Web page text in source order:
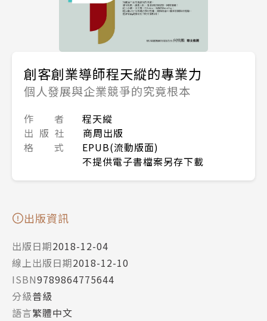
創客創業導師程天縱的專業力
個人發展與企業競爭的究竟根本
作 者
程天縱
出 版 社
商周出版
格 式
EPUB(流動版面)
不提供電子書檔案另存下載
出版資訊
出版日期2018-12-04
線上出版日期2018-12-10
ISBN9789864775644
分級普級
語言繁體中文